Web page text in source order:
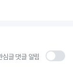
심글 댓글 알림